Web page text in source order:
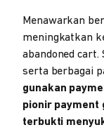
Menawarkan
meningkatkan
abandoned cart.
serta berbagai
gunakan
pionir payment
terbukti